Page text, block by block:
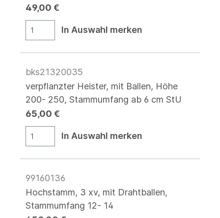
49,00 €
In Auswahl merken
bks21320035
verpflanzter Heister, mit Ballen, Höhe
200- 250, Stammumfang ab 6 cm StU
65,00 €
In Auswahl merken
99160136
Hochstamm, 3 xv, mit Drahtballen,
Stammumfang 12- 14